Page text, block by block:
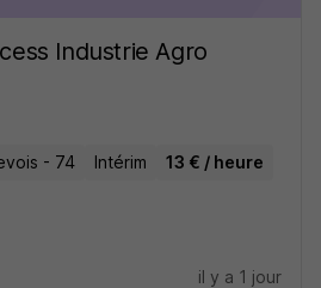
Industrie Agro
- 74 Intérim
13 € / heure
il y a 1 jour